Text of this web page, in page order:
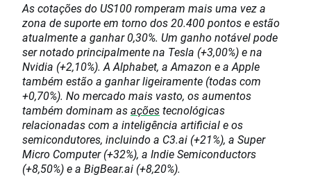
As cotações do US100 romperam mais uma vez a
zona de suporte em torno dos 20.400 pontos e estão
atualmente a ganhar 0,30%. Um ganho notável pode
ser notado principalmente na Tesla (+3,00%) e na
Nvidia (+2,10%). A Alphabet, a Amazon e a Apple
também estão a ganhar ligeiramente (todas com
+0,70%). No mercado mais vasto, os aumentos
também dominam asaçõestecnológicas
relacionadas com a inteligência artificial e os
semicondutores, incluindo a C3.ai (+21%), a Super
Micro Computer (+32%), a Indie Semiconductors
(+8,50%) e a BigBear.ai (+8,20%).